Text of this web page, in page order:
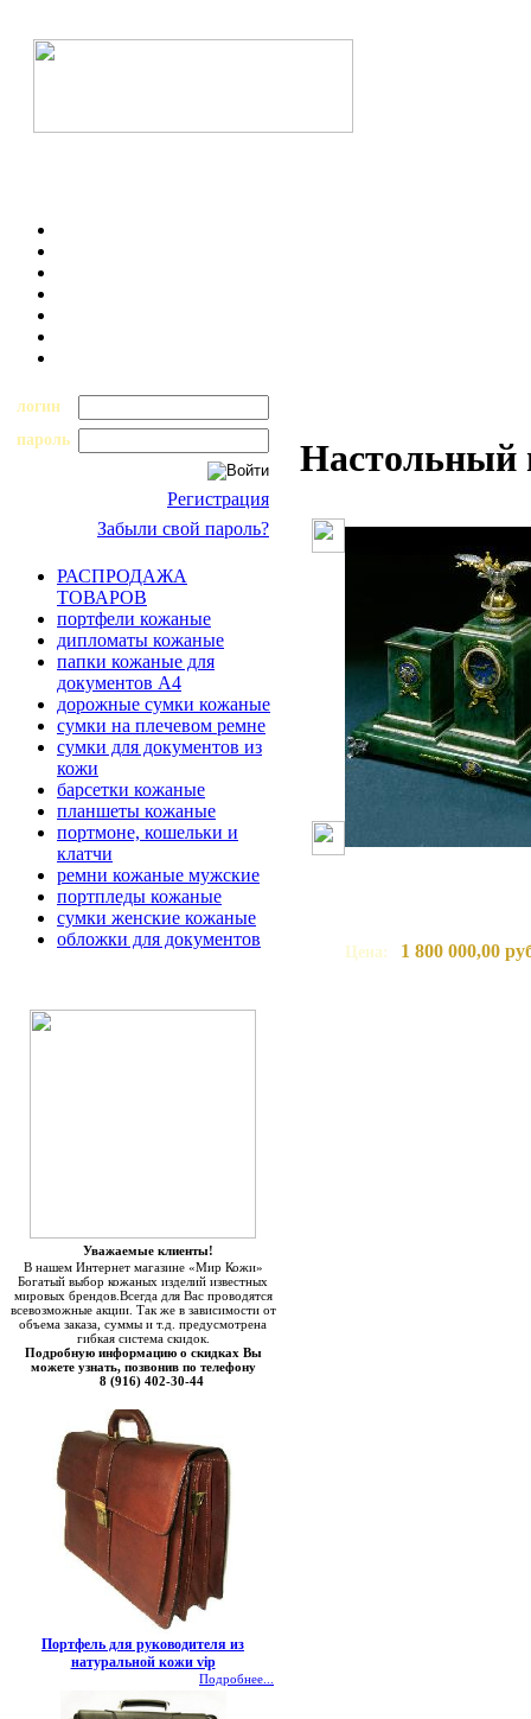
логин
пароль
Регистрация
Забыли свой пароль?
РАСПРОДАЖА
ТОВАРОВ
портфели кожаные
дипломаты кожаные
папки кожаные для
документов А4
дорожные сумки кожаные
сумки на плечевом ремне
сумки для документов из
кожи
барсетки кожаные
планшеты кожаные
портмоне, кошельки и
клатчи
ремни кожаные мужские
портпледы кожаные
сумки женские кожаные
обложки для документов
Уважаемые клиенты!
В нашем Интернет магазине «Мир Кожи»
Богатый выбор кожаных изделий известных
мировых брендов.Всегда для Вас проводятся
всевозможные акции. Так же в зависимости от
объема заказа, суммы и т.д. предусмотрена
гибкая система скидок.
Подробную информацию о скидках Вы
можете узнать, позвонив по телефону
8 (916) 402-30-44
Портфель для руководителя из
натуральной кожи vip
Подробнее...
Настольный
Цена: 1 800 000,00